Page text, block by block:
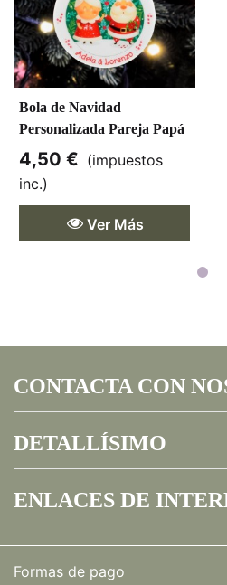
Bola de Navidad
Personalizada Pareja Papá
Noel
4,50 € (impuestos
inc.)
Ver Más
CONTACTA CON
DETALLÍSIMO
ENLACES DE
Formas de pago